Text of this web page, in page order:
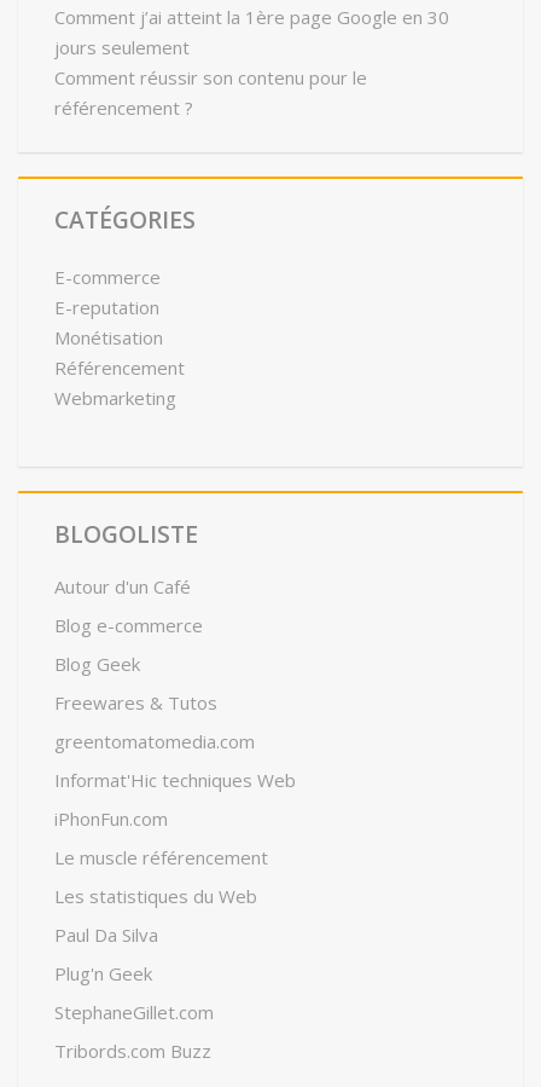
Comment j’ai atteint la 1ère page Google en 30
jours seulement
Comment réussir son contenu pour le
référencement ?
CATÉGORIES
E-commerce
E-reputation
Monétisation
Référencement
Webmarketing
BLOGOLISTE
Autour d'un Café
Blog e-commerce
Blog Geek
Freewares & Tutos
greentomatomedia.com
Informat'Hic techniques Web
iPhonFun.com
Le muscle référencement
Les statistiques du Web
Paul Da Silva
Plug'n Geek
StephaneGillet.com
Tribords.com Buzz